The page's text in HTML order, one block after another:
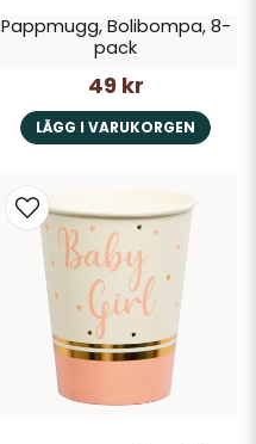
Pappmugg, Bolibompa, 8-
pack
49 kr
LÄGG I VARUKORGEN